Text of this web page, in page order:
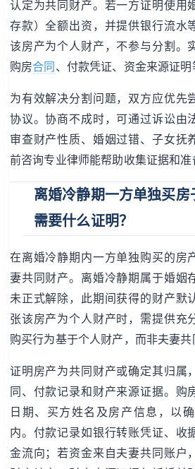
认定为共同财产。若一方证明使用
存款）全额出资，并提供银行流水
该房产为个人财产，不参与分割。
购房合同、付款凭证、资金来源证明
为有效解决分割问题，双方应优先
协议。协商不成时，可通过诉讼由
审查财产性质、婚姻过错、子女抚
前咨询专业律师能帮助收集证据和准
离婚冷静期一方单独买房
需要什么证明？
在离婚冷静期内一方单独购买的房
妻共同财产。离婚冷静期属于婚姻
未正式解除，此期间获得的财产默
张该房产为个人财产时，需提供充
购买行为基于个人财产，而非夫妻共
证明房产为共同财产或确定其归属
同、付款记录和财产来源证据。购
日期、买方姓名及房产信息，以
内。付款记录如银行转账凭证、收
金流向；若资金来自夫妻共同账户